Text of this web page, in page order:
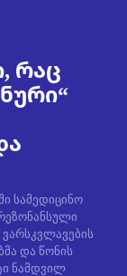
რაც
სამედიცინო
და წონის
ნამდვილ